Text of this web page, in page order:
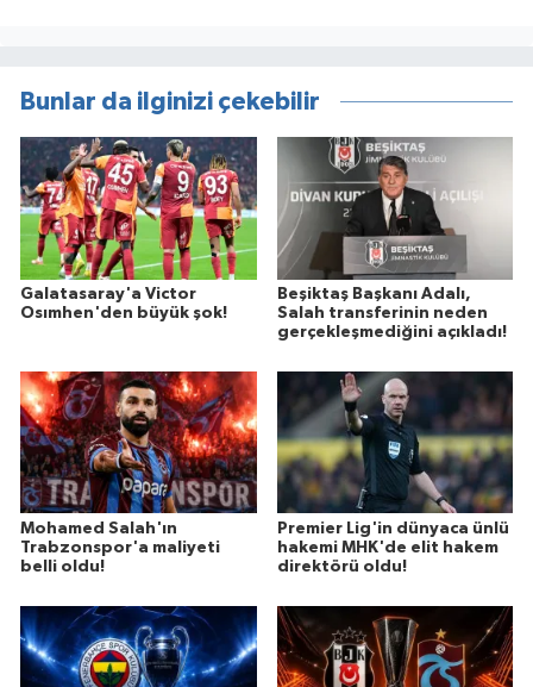
Bunlar da ilginizi çekebilir
Galatasaray'a Victor
Osımhen'den büyük şok!
Beşiktaş Başkanı Adalı,
Salah transferinin neden
gerçekleşmediğini açıkladı!
Mohamed Salah'ın
Trabzonspor'a maliyeti
belli oldu!
Premier Lig'in dünyaca ünlü
hakemi MHK'de elit hakem
direktörü oldu!